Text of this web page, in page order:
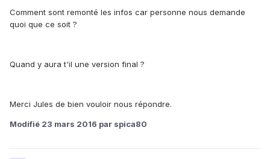
Comment sont remonté les infos car personne nous demande
quoi que ce soit ?
Quand y aura t'il une version final ?
Merci Jules de bien vouloir nous répondre.
Modifié 23 mars 2016 par spica80